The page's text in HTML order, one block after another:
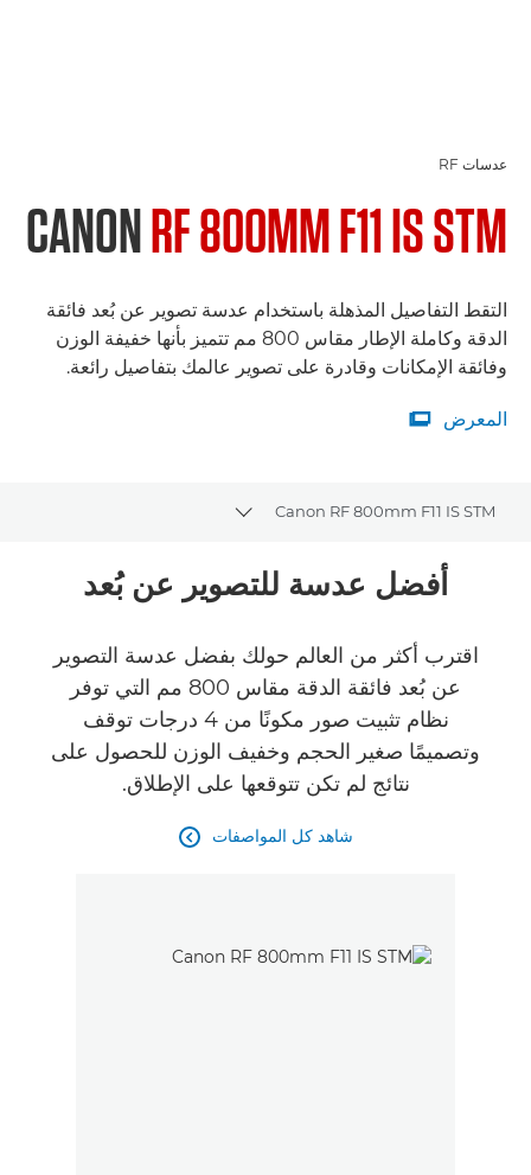
عدسات RF
CANONRF 800MM F11 IS STM
التقط التفاصيل المذهلة باستخدام عدسة تصوير عن بُعد فائقة
الدقة وكاملة الإطار مقاس 800 مم تتميز بأنها خفيفة الوزن
وفائقة الإمكانات وقادرة على تصوير عالمك بتفاصيل رائعة.
المعرض
المعرض

Canon RF 800mm F11 IS STM
Toggle breadcrumbs
نظرة عامةأفضل عدسة للتصوير عن بُعد
اقترب أكثر من العالم حولك بفضل عدسة التصوير
عن بُعد فائقة الدقة مقاس 800 مم التي توفر
نظام تثبيت صور مكونًا من 4 درجات توقف
وتصميمًا صغير الحجم وخفيف الوزن للحصول على
نتائج لم تكن تتوقعها على الإطلاق.
شاهد كل المواصفات 